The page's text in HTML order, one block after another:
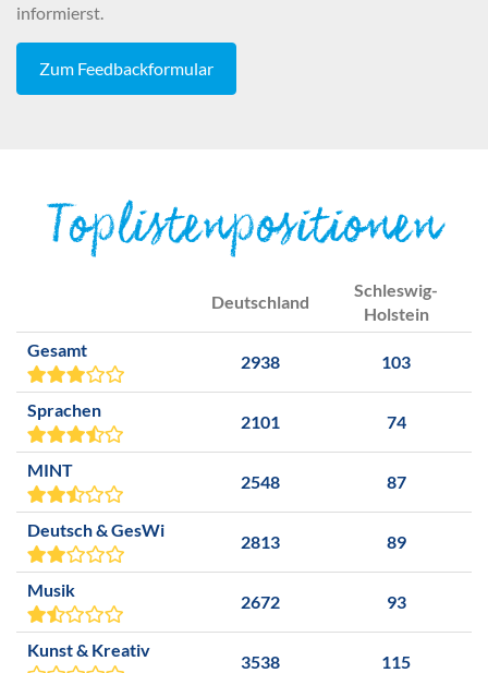
informierst.
Zum Feedbackformular
Toplistenpositionen
Deutschland
Schleswig-
Holstein
Gesamt
2938 103
Sprachen
2101 74
MINT
2548 87
Deutsch & GesWi
2813 89
Musik
2672 93
Kunst & Kreativ
3538 115